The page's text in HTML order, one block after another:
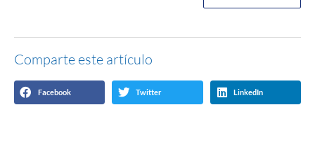
Comparte este artículo
Facebook Twitter LinkedIn